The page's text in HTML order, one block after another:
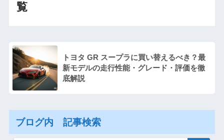
覧
トヨタ GR スープラに買い替えるべき？最
新モデルの走行性能・グレード・評価を徹
底解説
ブログ内 記事検索